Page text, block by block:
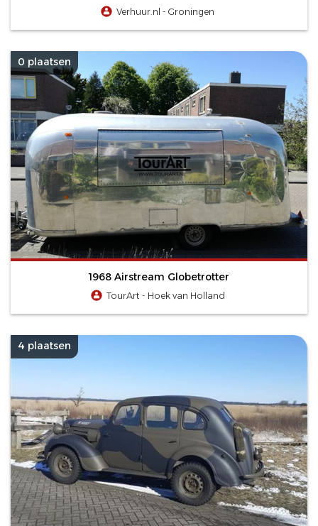
Verhuur.nl - Groningen
0 plaatsen
1968 Airstream Globetrotter
TourArt - Hoek van Holland
4 plaatsen